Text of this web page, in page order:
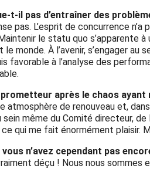
t-il pas d’entraîner des
pas. L’esprit de concurrence
le statu quo s’apparente
monde. À l’avenir, s’engager
favorable à l’analyse des
après le chaos ayant
atmosphère de renouveau et,
sein même du Comité directeur,
qui me fait énormément plaisir.
n’avez cependant pas
déçu ! Nous nous